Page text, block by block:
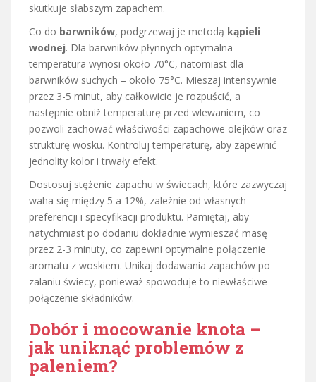
skutkuje słabszym zapachem.
Co do barwników, podgrzewaj je metodą kąpieli
wodnej. Dla barwników płynnych optymalna
temperatura wynosi około 70°C, natomiast dla
barwników suchych – około 75°C. Mieszaj intensywnie
przez 3-5 minut, aby całkowicie je rozpuścić, a
następnie obniż temperaturę przed wlewaniem, co
pozwoli zachować właściwości zapachowe olejków oraz
strukturę wosku. Kontroluj temperaturę, aby zapewnić
jednolity kolor i trwały efekt.
Dostosuj stężenie zapachu w świecach, które zazwyczaj
waha się między 5 a 12%, zależnie od własnych
preferencji i specyfikacji produktu. Pamiętaj, aby
natychmiast po dodaniu dokładnie wymieszać masę
przez 2-3 minuty, co zapewni optymalne połączenie
aromatu z woskiem. Unikaj dodawania zapachów po
zalaniu świecy, ponieważ spowoduje to niewłaściwe
połączenie składników.
Dobór i mocowanie knota –
jak uniknąć problemów z
paleniem?